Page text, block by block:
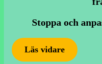
Stoppa och
Läs vidare